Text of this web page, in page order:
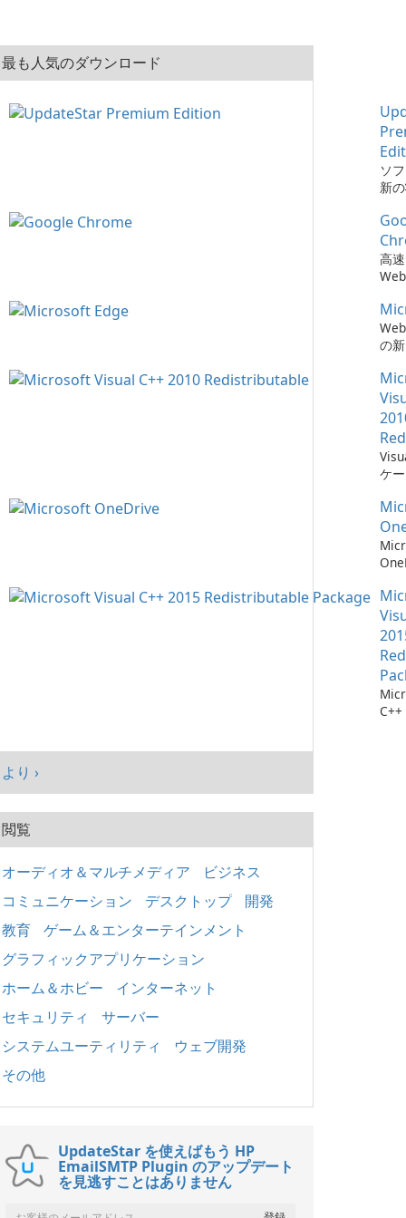
最も人気のダウンロード
ソ
新
で
簡
た。
高
の
ケ
ー
より ›
閲覧
オーディオ＆マルチメディア
ビジネス
コミュニケーション
デスクトップ
開発
教育
ゲーム＆エンターテインメント
グラフィックアプリケーション
ホーム＆ホビー
インターネット
セキュリティ
サーバー
システムユーティリティ
ウェブ開発
その他
UpdateStar を使えばもう HP
EmailSMTP Plugin のアップデート
を見逃すことはありません